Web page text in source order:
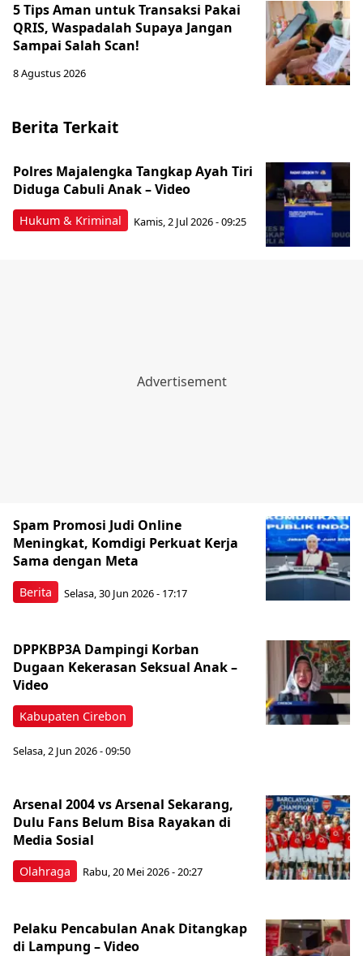
5 Tips Aman untuk Transaksi Pakai
QRIS, Waspadalah Supaya Jangan
Sampai Salah Scan!
8 Agustus 2026
Berita Terkait
Hukum & Kriminal
Polres Majalengka Tangkap Ayah Tiri
Diduga Cabuli Anak – Video
Kamis, 2 Jul 2026 - 09:25
Berita
Spam Promosi Judi Online
Meningkat, Komdigi Perkuat Kerja
Sama dengan Meta
Selasa, 30 Jun 2026 - 17:17
Kabupaten Cirebon
DPPKBP3A Dampingi Korban
Dugaan Kekerasan Seksual Anak –
Video
Selasa, 2 Jun 2026 - 09:50
Olahraga
Arsenal 2004 vs Arsenal Sekarang,
Dulu Fans Belum Bisa Rayakan di
Media Sosial
Rabu, 20 Mei 2026 - 20:27
Pelaku Pencabulan Anak Ditangkap
di Lampung – Video